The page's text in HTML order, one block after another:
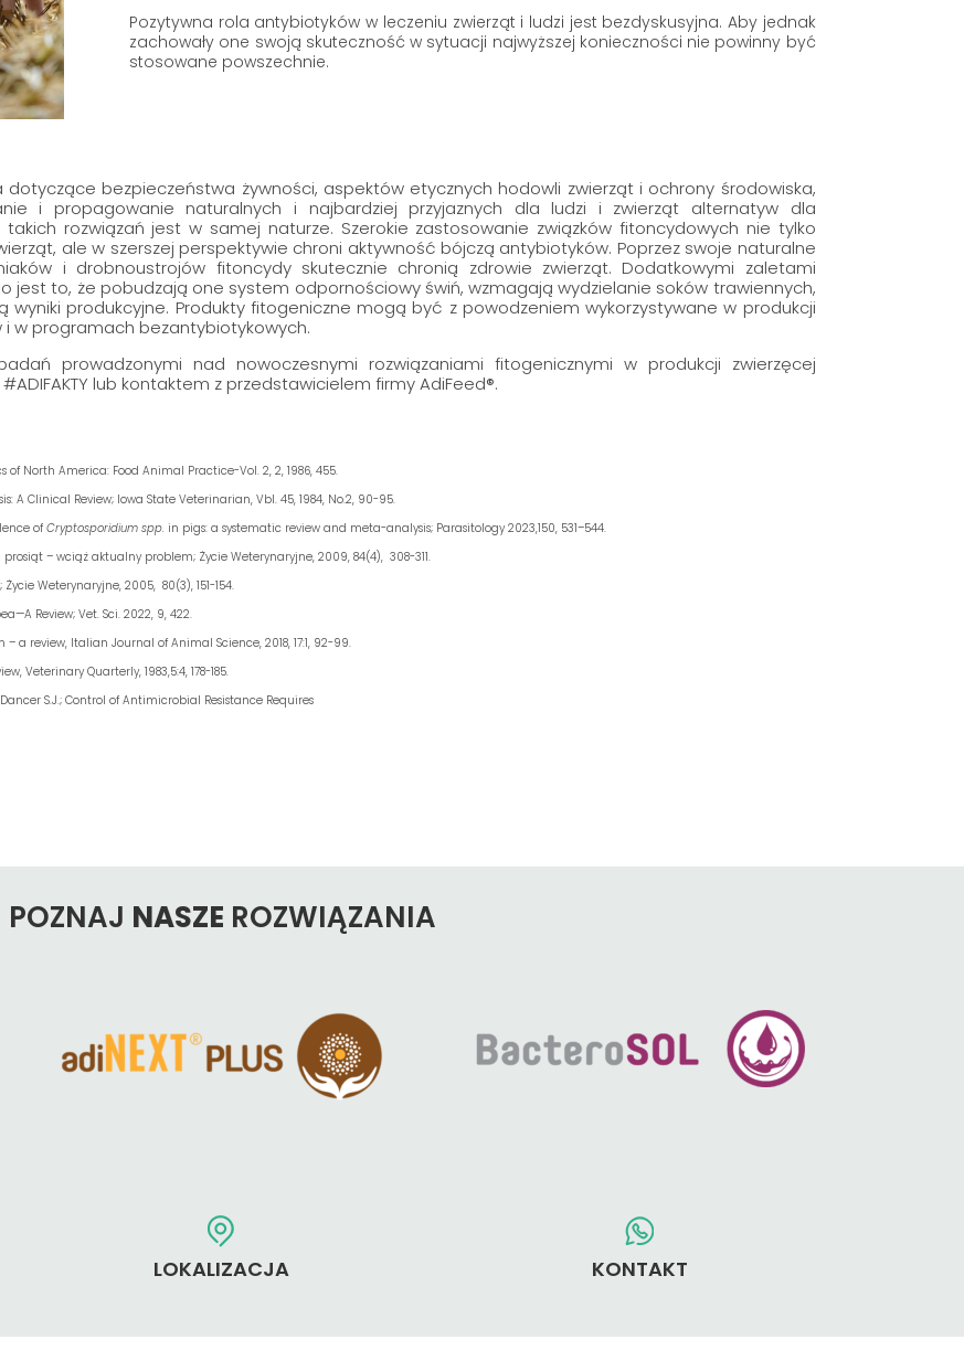
Pozytywna rola antybiotyków w leczeniu zwierząt i ludzi jest bezdyskusyjna. Aby jednak
zachowały one swoją skuteczność w sytuacji najwyższej konieczności nie powinny być
stosowane powszechnie.
bezpieczeństwa żywności, aspektów etycznych hodowli zwierząt i ochrony środowiska,
i propagowanie naturalnych i najbardziej przyjaznych dla ludzi i zwierząt alternatyw dla
rozwiązań jest w samej naturze. Szerokie zastosowanie związków fitoncydowych nie tylko
ale w szerszej perspektywie chroni aktywność bójczą antybiotyków. Poprzez swoje naturalne
i drobnoustrojów fitoncydy skutecznie chronią zdrowie zwierząt. Dodatkowymi zaletami
jest to, że pobudzają one system odpornościowy świń, wzmagają wydzielanie soków trawiennych,
produkcyjne. Produkty fitogeniczne mogą być z powodzeniem wykorzystywane w produkcji
w programach bezantybiotykowych.
prowadzonymi nad nowoczesnymi rozwiązaniami fitogenicznymi w produkcji zwierzęcej
lub kontaktem z przedstawicielem firmy AdiFeed®.
of North America: Food Animal Practice-Vol. 2, 2, 1986, 455.
A Clinical Review; Iowa State Veterinarian, Vbl. 45, 1984, No.2, 90-95.
ofCryptosporidium spp. in pigs: a systematic review and meta-analysis; Parasitology 2023,150, 531–544.
prosiąt – wciąż aktualny problem; Życie Weterynaryjne, 2009, 84(4), 308-311.
Weterynaryjne, 2005, 80(3), 151-154.
Review; Vet. Sci. 2022, 9, 422.
a review, Italian Journal of Animal Science, 2018, 17:1, 92-99.
Veterinary Quarterly, 1983,5:4, 178-185.
S.J.; Control of Antimicrobial Resistance Requires
POZNAJ NASZE ROZWIĄZANIA
LOKALIZACJA KONTAKT